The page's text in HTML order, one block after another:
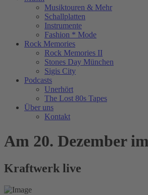
Musiktouren & Mehr
Schallplatten
Instrumente
Fashion * Mode
Rock Memories
Rock Memories II
Stones Day München
Sigis City
Podcasts
Unerhört
The Lost 80s Tapes
Über uns
Kontakt
Am 20. Dezember
Kraftwerk live